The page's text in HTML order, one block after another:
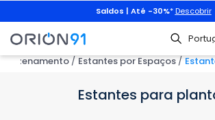
Animais de estimação|3x2 + portes grátis
Estantes por Espaços
Estantes para